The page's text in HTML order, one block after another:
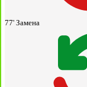
77' Замена